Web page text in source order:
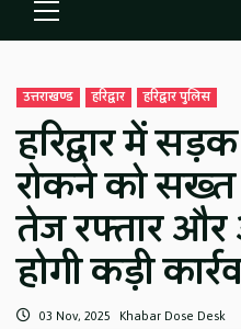
Primary
Menu
उत्तराखण्ड हरिद्वार हरिद्वार पुलिस
हरिद्वार में
रोकने को
तेज रफ्तार
होगी कड़ी
03 Nov, 2025 Khabar Dose Desk